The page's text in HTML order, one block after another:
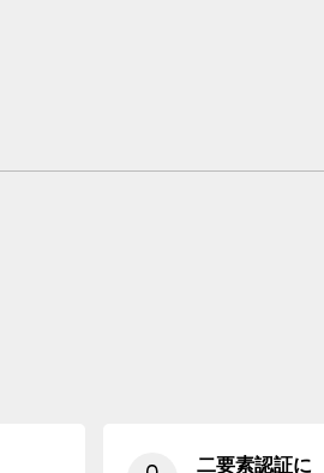
二要素認証に